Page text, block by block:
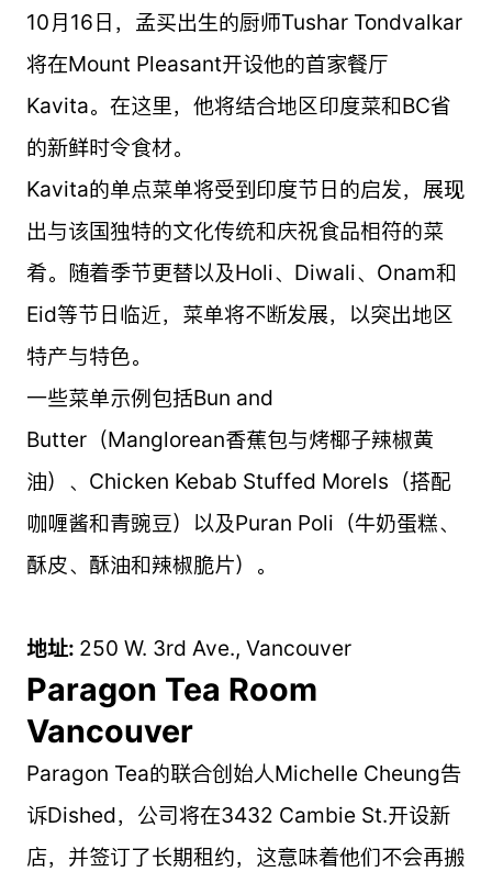
10月16日，孟买出生的厨师Tushar Tondvalkar
将在Mount Pleasant开设他的首家餐厅
Kavita。在这里，他将结合地区印度菜和BC省
的新鲜时令食材。
Kavita的单点菜单将受到印度节日的启发，展现
出与该国独特的文化传统和庆祝食品相符的菜
肴。随着季节更替以及Holi、Diwali、Onam和
Eid等节日临近，菜单将不断发展，以突出地区
特产与特色。
一些菜单示例包括Bun and
Butter（Manglorean香蕉包与烤椰子辣椒黄
油）、Chicken Kebab Stuffed Morels（搭配
咖喱酱和青豌豆）以及Puran Poli（牛奶蛋糕、
酥皮、酥油和辣椒脆片）。
地址: 250 W. 3rd Ave., Vancouver
Paragon Tea Room
Vancouver
Paragon Tea的联合创始人Michelle Cheung告
诉Dished，公司将在3432 Cambie St.开设新
店，并签订了长期租约，这意味着他们不会再搬